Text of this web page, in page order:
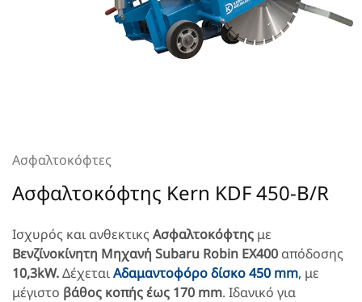
Ασφαλτοκόφτες
Ασφαλτοκόφτης Kern KDF 450-B/R
Ισχυρός και ανθεκτικς Ασφαλτοκόφτης με
Βενζίνοκίνητη Μηχανή Subaru Robin EX400 απόδοσης
10,3kW.ΔέχεταιΑδαμαντοφόρο δίσκο 450 mm, με
μέγιστο βάθος κοπής έως 170 mm. Ιδανικό για